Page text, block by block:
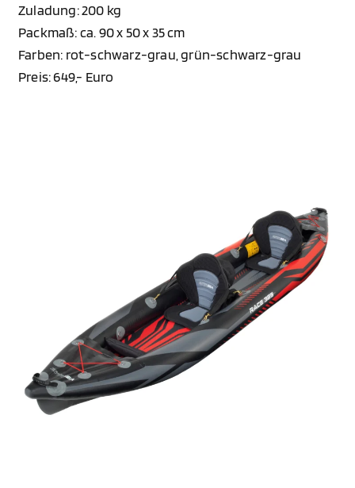
Zuladung: 200 kg
Packmaß: ca. 90 x 50 x 35 cm
Farben: rot-schwarz-grau, grün-schwarz-grau
Preis: 649,- Euro